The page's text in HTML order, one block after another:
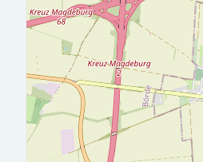
Ihr Herz schlägt für die
Gesellschaft und engagieren
Ausgrenzung und
Ein abgeschlossenes
die Grundlage Ihrer Expertise
Mehrjährige Erfahrung in